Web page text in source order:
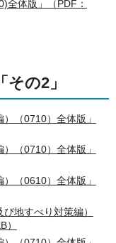
全体版」（PDF：
の2」
（0710）全体版」
（0710）全体版」
（0610）全体版」
地すべり対策編）
）